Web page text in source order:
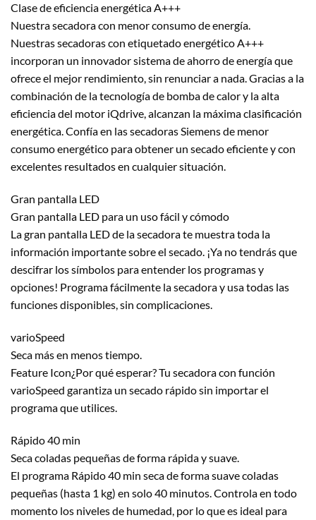
Clase de eficiencia energética A+++
Nuestra secadora con menor consumo de energía.
Nuestras secadoras con etiquetado energético A+++
incorporan un innovador sistema de ahorro de energía que
ofrece el mejor rendimiento, sin renunciar a nada. Gracias a la
combinación de la tecnología de bomba de calor y la alta
eficiencia del motor iQdrive, alcanzan la máxima clasificación
energética. Confía en las secadoras Siemens de menor
consumo energético para obtener un secado eficiente y con
excelentes resultados en cualquier situación.
Gran pantalla LED
Gran pantalla LED para un uso fácil y cómodo
La gran pantalla LED de la secadora te muestra toda la
información importante sobre el secado. ¡Ya no tendrás que
descifrar los símbolos para entender los programas y
opciones! Programa fácilmente la secadora y usa todas las
funciones disponibles, sin complicaciones.
varioSpeed
Seca más en menos tiempo.
Feature Icon¿Por qué esperar? Tu secadora con función
varioSpeed garantiza un secado rápido sin importar el
programa que utilices.
Rápido 40 min
Seca coladas pequeñas de forma rápida y suave.
El programa Rápido 40 min seca de forma suave coladas
pequeñas (hasta 1 kg) en solo 40 minutos. Controla en todo
momento los niveles de humedad, por lo que es ideal para